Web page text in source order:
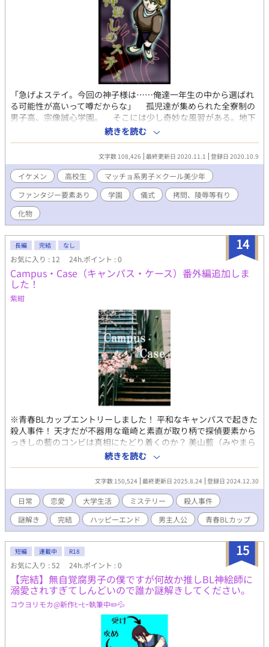
「急げよステイ。今回の神子様は……俺達一年生の中から選ばれ
る可能性が高いって噂だからな」 孤児達が集められた全寮制の
男子高、宗像誠心学園。 そこには少し奇妙な風習がある。地下
に神様と呼ばれる存在がいて、二ヶ月に一人ずつ神様に仕える“神
子”が選ばれるのだ。栄誉ある役目とされているが、神様がどんな
存在で神子がどんな仕事をするのかを生徒は誰も知らないとい
う。 ステイ・オルフォードもまた、その学園に在籍する一人。
親友の楓、享と共に気ままな学園生活を送っていたのだが、楓
が神子に選ばれたことで何かが狂い始め……。 ※エログロ両方の
描写がありますが、メインはダークファンタジーです。序盤はBL
表現よりも心理描写、謎解き描写が中心になります。 ※金髪マッ
チョ系男子高校生（主人公）×クール美少年系高校生というカッ
続きを読む
文字数 108,426 最終更新日 2020.11.1 登録日 2020.10.9
イケメン 高校生
マッチョ系男子×クール美少年
ファンタジー要素あり
学園 儀式
拷問、陵辱等有り
化物
14
長編 完結 なし
お気に入り : 12 24h.ポイント : 0
Campus・Case（キャンパス・ケース）番外編追加しま
した！
紫紺
※青春BLカップエントリーしました！ 平和なキャンパスで起きた
殺人事件！ 天才だが不器用な竜崎と素直が取り柄で探偵要素から
っきしの藍のコンビは真相にたどり着くのか？ 美山藍（みやまら
ん）は大学三年生になったばかりの内向的男子。 憧れの同級生、
竜崎慎（りゅうざきまこと）との仲は友達以上でも以下でもない
が不満はなかった。 ところが……藍は竜崎とともに殺人事件の第
一発見者になってしまう。 事件と二人の恋の行方はどこに向かう
のか？ 目が離せない展開に大注目！ ※BLカテゴリーに変更のた
め、恋愛パートを甘めにしました。（以下主な変更箇所） ・竜
崎慎の事件メモはほぼ変更しております。 ・No.９３，９４，
９９ ・エピローグ １を追加（２は以前と同様のシナリオ） ※
また、番外編もご用意しましたので是非ご覧ください！
続きを読む
文字数 150,524 最終更新日 2025.8.24 登録日 2024.12.30
日常 恋愛 大学生活 ミステリー
殺人事件
謎解き
完結 ハッピーエンド 男主人公 青春BLカップ​
15
短編 連載中 R18
お気に入り : 52 24h.ポイント : 0
【完結】無自覚腐男子の僕ですが何故か推しBL神絵師に
溺愛されすぎてしんどいので誰か謎解きしてください。
コウヨリモカ@新作ﾋｰﾋｰ執筆中✏️💦